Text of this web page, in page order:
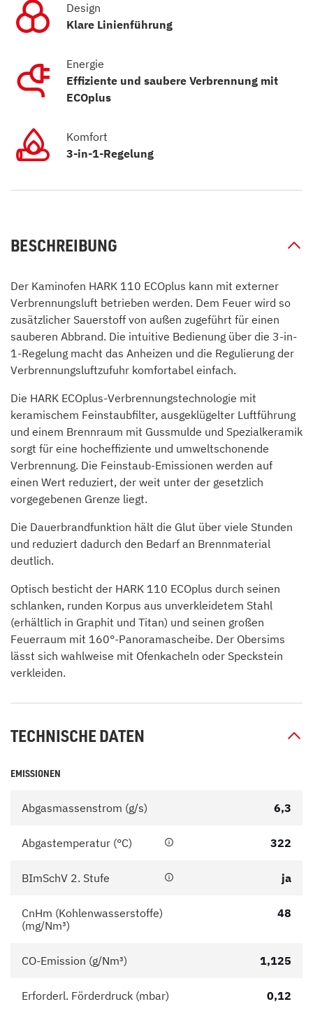
Design
Klare Linienführung
Energie
Effiziente und saubere Verbrennung mit
ECOplus
Komfort
3-in-1-Regelung
BESCHREIBUNG
Der Kaminofen HARK 110 ECOplus kann mit externer
Verbrennungsluft betrieben werden. Dem Feuer wird so
zusätzlicher Sauerstoff von außen zugeführt für einen
sauberen Abbrand. Die intuitive Bedienung über die 3-in-
1-Regelung macht das Anheizen und die Regulierung der
Verbrennungsluftzufuhr komfortabel einfach.
Die HARK ECOplus-Verbrennungstechnologie mit
keramischem Feinstaubfilter, ausgeklügelter Luftführung
und einem Brennraum mit Gussmulde und Spezialkeramik
sorgt für eine hocheffiziente und umweltschonende
Verbrennung. Die Feinstaub-Emissionen werden auf
einen Wert reduziert, der weit unter der gesetzlich
vorgegebenen Grenze liegt.
Die Dauerbrandfunktion hält die Glut über viele Stunden
und reduziert dadurch den Bedarf an Brennmaterial
deutlich.
Optisch besticht der HARK 110 ECOplus durch seinen
schlanken, runden Korpus aus unverkleidetem Stahl
(erhältlich in Graphit und Titan) und seinen großen
Feuerraum mit 160°-Panoramascheibe. Der Obersims
lässt sich wahlweise mit Ofenkacheln oder Speckstein
verkleiden.
TECHNISCHE DATEN
EMISSIONEN
Abgasmassenstrom (g/s) 6,3
Abgastemperatur (°C) 322
BImSchV 2. Stufe ja
CnHm (Kohlenwasserstoffe)
(mg/Nm³)
48
CO-Emission (g/Nm³) 1,125
Erforderl. Förderdruck (mbar) 0,12